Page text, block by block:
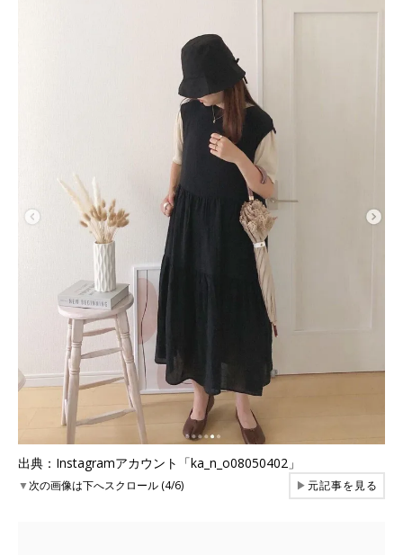
出典：Instagramアカウント「ka_n_o08050402」
▼次の画像は下へスクロール (4/6) ▶元記事を見る